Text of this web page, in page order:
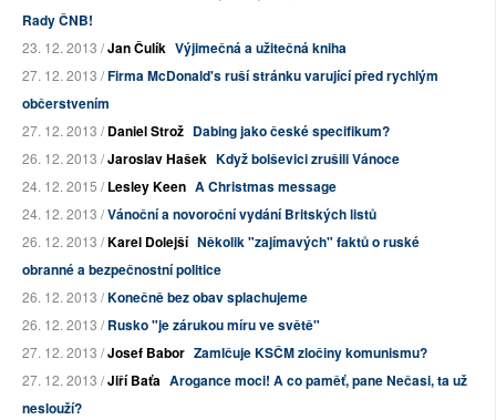
Rady ČNB!
23. 12. 2013 /Jan Čulík Výjimečná a užitečná kniha
27. 12. 2013 /Firma McDonald's ruší stránku varující před rychlým
občerstvením
27. 12. 2013 /Daniel Strož Dabing jako české specifikum?
26. 12. 2013 /Jaroslav Hašek Když bolševici zrušili Vánoce
24. 12. 2015 /Lesley Keen A Christmas message
24. 12. 2013 /Vánoční a novoroční vydání Britských listů
26. 12. 2013 /Karel Dolejší Několik "zajímavých" faktů o ruské
obranné a bezpečnostní politice
26. 12. 2013 /Konečně bez obav splachujeme
26. 12. 2013 /Rusko "je zárukou míru ve světě"
27. 12. 2013 /Josef Babor Zamlčuje KSČM zločiny komunismu?
27. 12. 2013 /Jiří Baťa Arogance moci! A co paměť, pane Nečasi, ta už
neslouží?